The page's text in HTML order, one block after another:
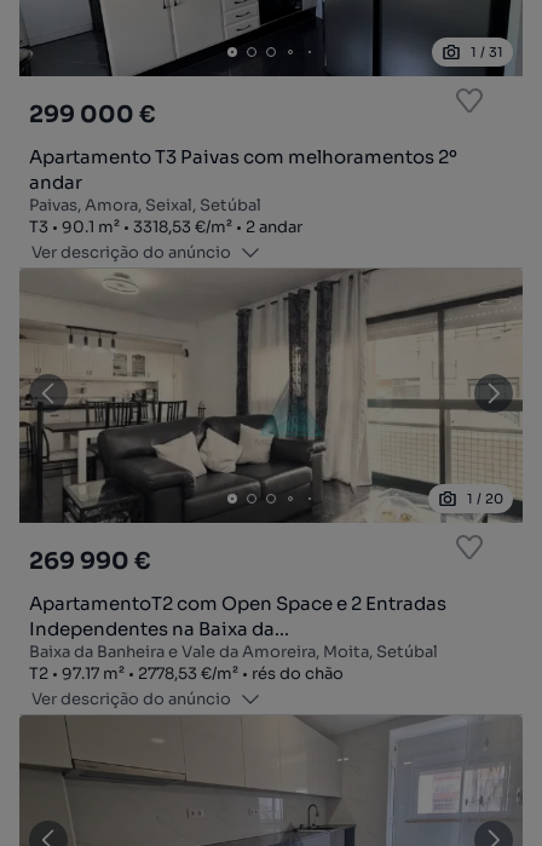
1 / 31
299 000 €
Apartamento T3 Paivas com melhoramentos 2º
andar
Paivas, Amora, Seixal, Setúbal
Tipologia
T3
Zona90.1 m²
Preço por metro quadrado
3318,53 €/m²
Andar
2 andar
Ver descrição do anúncio
1 / 20
269 990 €
ApartamentoT2 com Open Space e 2 Entradas
Independentes na Baixa da...
Baixa da Banheira e Vale da Amoreira, Moita, Setúbal
Tipologia
T2
Zona97.17 m²
Preço por metro quadrado
2778,53 €/m²
Andar
rés do chão
Ver descrição do anúncio